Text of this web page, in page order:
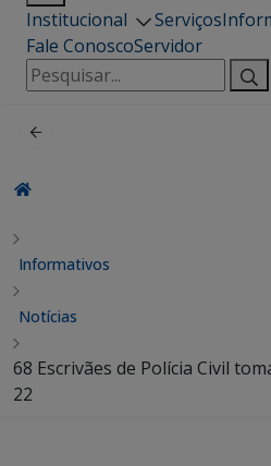
Institucional Serviços
Fale ConoscoServidor
Pesquisar
por:
Informativos
Notícias
68 Escrivães de Polícia Civil
22